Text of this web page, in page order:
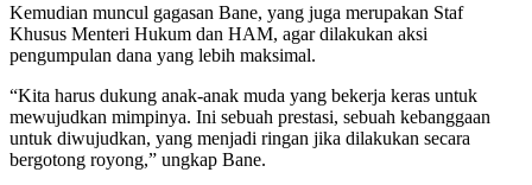
Kemudian muncul gagasan Bane, yang juga merupakan Staf
Khusus Menteri Hukum dan HAM, agar dilakukan aksi
pengumpulan dana yang lebih maksimal.
“Kita harus dukung anak-anak muda yang bekerja keras untuk
mewujudkan mimpinya. Ini sebuah prestasi, sebuah kebanggaan
untuk diwujudkan, yang menjadi ringan jika dilakukan secara
bergotong royong,” ungkap Bane.